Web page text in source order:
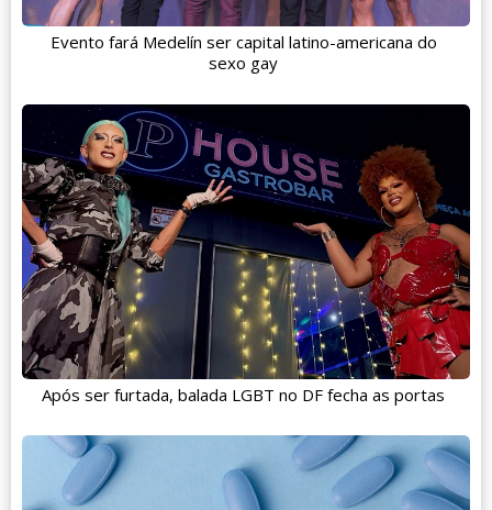
Evento fará Medelín ser capital latino-americana do
sexo gay
Após ser furtada, balada LGBT no DF fecha as portas